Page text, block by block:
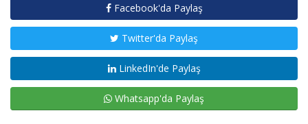
Facebook'da Paylaş
Twitter'da Paylaş
LinkedIn'de Paylaş
Whatsapp'da Paylaş